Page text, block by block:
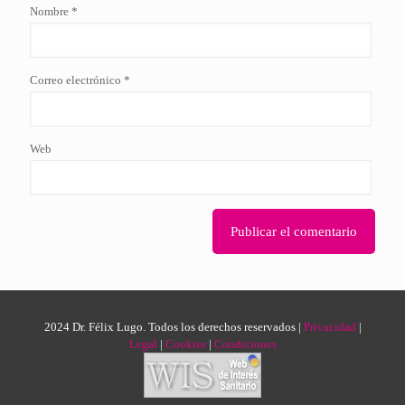
Nombre *
Correo electrónico *
Web
2024 Dr. Félix Lugo. Todos los derechos reservados | Privacidad |
Legal | Cookies| Condiciones